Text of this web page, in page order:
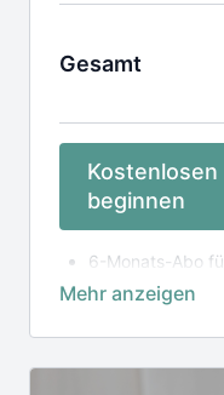
Gesamt
beginnen
6-Monats-Abo
unserer online
Laufzeit 6
um weitere 6